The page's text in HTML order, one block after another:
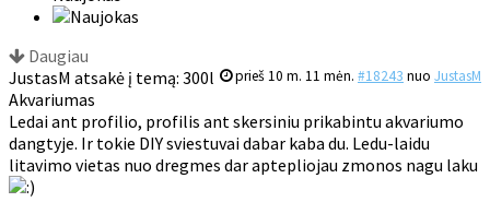
Daugiau
prieš 10 m. 11 mėn. #18243 nuo JustasM
JustasM atsakė į temą: 300l
Akvariumas
Ledai ant profilio, profilis ant skersiniu prikabintu akvariumo
dangtyje. Ir tokie DIY sviestuvai dabar kaba du. Ledu-laidu
litavimo vietas nuo dregmes dar aptepliojau zmonos nagu laku